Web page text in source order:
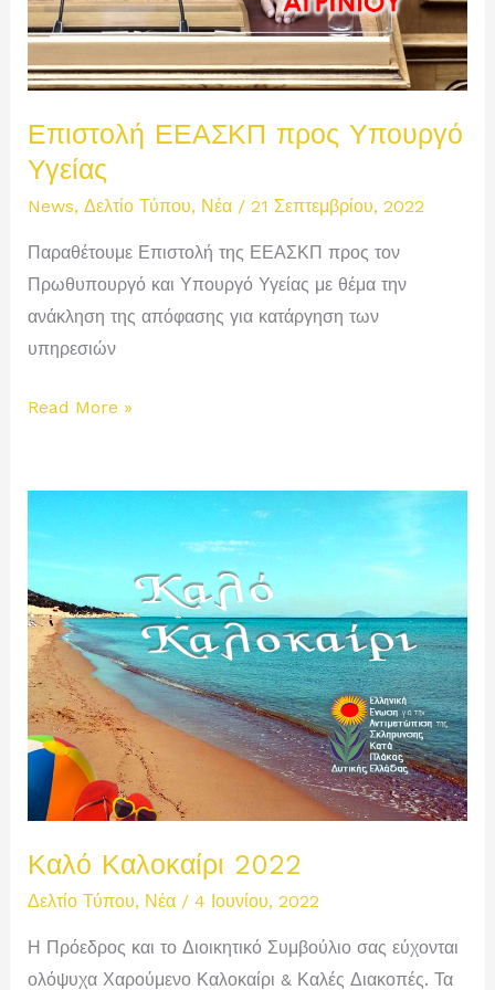
Επιστολή ΕΕΑΣΚΠ προς Υπουργό
Υγείας
News, Δελτίο Τύπου, Νέα/ 21 Σεπτεμβρίου, 2022
Παραθέτουμε Επιστολή της ΕΕΑΣΚΠ προς τον
Πρωθυπουργό και Υπουργό Υγείας με θέμα την
ανάκληση της απόφασης για κατάργηση των
υπηρεσιών
Επιστολή
Υγείας
Read More »
Καλό Καλοκαίρι 2022
Δελτίο Τύπου, Νέα/ 4 Ιουνίου, 2022
Η Πρόεδρος και το Διοικητικό Συμβούλιο σας εύχονται
ολόψυχα Χαρούμενο Καλοκαίρι & Καλές Διακοπές. Τα